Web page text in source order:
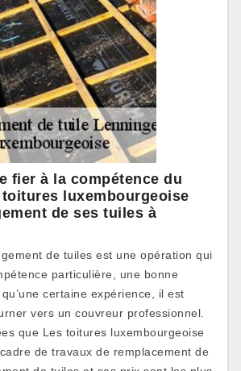
fier à la compétence du
luxembourgeoise
de ses tuiles à
de tuiles est une opération qui
particulière, une bonne
certaine expérience, il est
vers un couvreur professionnel.
que Les toitures luxembourgeoise
de travaux de remplacement de